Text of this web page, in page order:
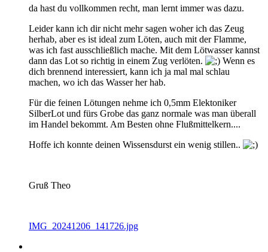
da hast du vollkommen recht, man lernt immer was dazu.
Leider kann ich dir nicht mehr sagen woher ich das Zeug
herhab, aber es ist ideal zum Löten, auch mit der Flamme,
was ich fast ausschließlich mache. Mit dem Lötwasser kannst
dann das Lot so richtig in einem Zug verlöten.
Wenn es
dich brennend interessiert, kann ich ja mal mal schlau
machen, wo ich das Wasser her hab.
Für die feinen Lötungen nehme ich 0,5mm Elektoniker
SilberLot und fürs Grobe das ganz normale was man überall
im Handel bekommt. Am Besten ohne Flußmittelkern....
Hoffe ich konnte deinen Wissensdurst ein wenig stillen..
Gruß Theo
IMG_20241206_141726.jpg